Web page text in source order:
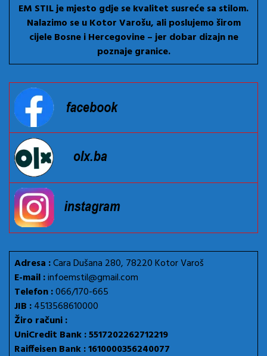
EM STIL je mjesto gdje se kvalitet susreće sa stilom.
Nalazimo se u Kotor Varošu, ali poslujemo širom
cijele Bosne i Hercegovine – jer dobar dizajn ne
poznaje granice.
Adresa :Cara Dušana 280, 78220 Kotor Varoš
E-mail :infoemstil@gmail.com
Telefon :066/170-665
JIB :4513568610000
Žiro računi :
UniCredit Bank : 5517202262712219
Raiffeisen Bank : 1610000356240077